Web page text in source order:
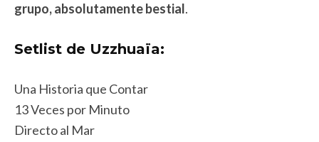
grupo, absolutamente bestial.
Setlist de Uzzhuaïa:
Una Historia que Contar
13 Veces por Minuto
Directo al Mar